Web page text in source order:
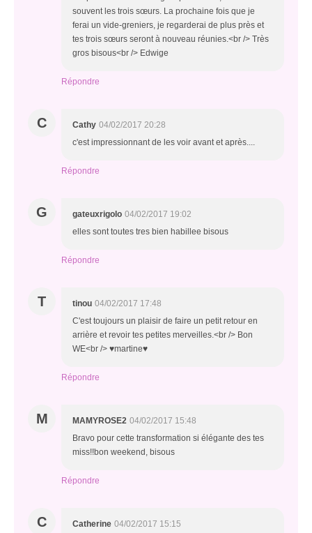
souvent les trois sœurs. La prochaine fois que je
ferai un vide-greniers, je regarderai de plus près et
tes trois sœurs seront à nouveau réunies.<br /> Très
gros bisous<br /> Edwige
Répondre
C Cathy 04/02/2017 20:28
c'est impressionnant de les voir avant et après....
Répondre
G gateuxrigolo 04/02/2017 19:02
elles sont toutes tres bien habillee bisous
Répondre
T tinou 04/02/2017 17:48
C'est toujours un plaisir de faire un petit retour en
arrière et revoir tes petites merveilles.<br /> Bon
WE<br /> ♥martine♥
Répondre
M MAMYROSE2 04/02/2017 15:48
Bravo pour cette transformation si élégante des tes
miss!!bon weekend, bisous
Répondre
C Catherine 04/02/2017 15:15